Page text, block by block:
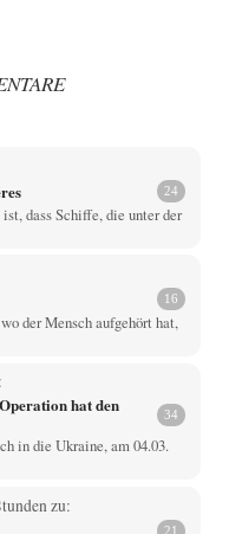
24
dass Schiffe, die unter der
16
der Mensch aufgehört hat,
hat den
34
in die Ukraine, am 04.03.
zu:
21